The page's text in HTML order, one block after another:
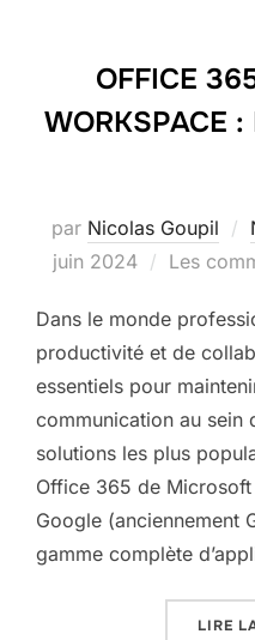
OFFICE
WORKSPACE
par Nicolas Goupil
juin 2024
Les
Dans le monde
productivité et de
essentiels pour
communication au sein
solutions les plus
Office 365 de
Google (anciennement
gamme complète
LIRE